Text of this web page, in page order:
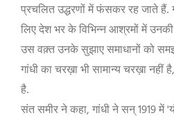
प्रचलित उद्धरणों में फंसकर रह जाते हैं.
लिए देश भर के विभिन्न आश्रमों में
उस वक़्त उनके सुझाए समाधानों को
गांधी का चरख़ा भी सामान्य चरख़ा नहीं है,
है.
संत समीर ने कहा, गांधी ने सन्1919 में'